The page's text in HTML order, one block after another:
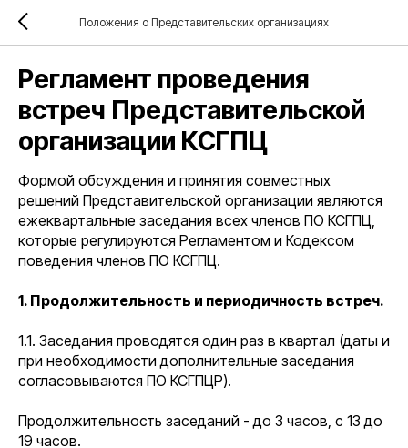
Положения о Представительских организациях
Регламент проведения
встреч Представительской
организации КСГПЦ
Формой обсуждения и принятия совместных
решений Представительской организации являются
ежеквартальные заседания всех членов ПО КСГПЦ,
которые регулируются Регламентом и Кодексом
поведения членов ПО КСГПЦ.
1. Продолжительность и периодичность встреч.
1.1. Заседания проводятся один раз в квартал (даты и
при необходимости дополнительные заседания
согласовываются ПО КСГПЦР).
Продолжительность заседаний - до 3 часов, с 13 до
19 часов.